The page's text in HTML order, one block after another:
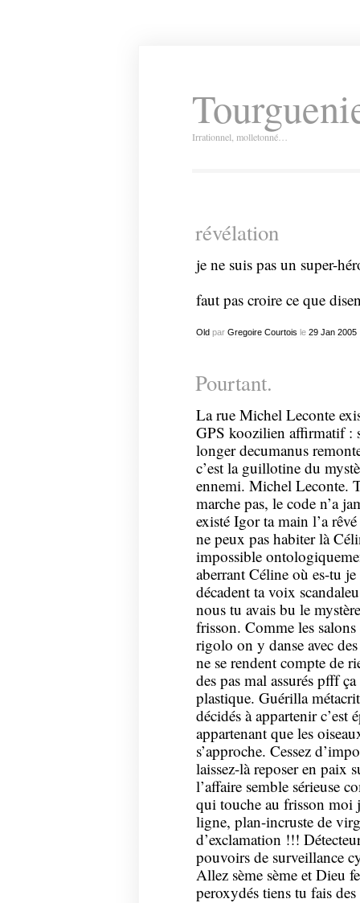
Irrationnel, molletonné…
révélation
je ne suis pas un super-
faut pas croire ce que
Oldpar Gregoire Courtois le 29 Jan 2005
Pourtant.
La rue Michel Leconte
GPS koozilien affirmatif :
longer decumanus
c’est la guillotine du
ennemi. Michel Leconte.
marche pas, le code n’a
existé Igor ta main l’a
ne peux pas habiter là
impossible
aberrant Céline où es-tu
décadent ta voix
nous tu avais bu le
frisson. Comme les
rigolo on y danse avec
ne se rendent compte de
des pas mal assurés pfff
plastique. Guérilla
décidés à appartenir c’est
appartenant que les
s’approche. Cessez
laissez-là reposer en paix
l’affaire semble sérieuse
qui touche au frisson moi
ligne, plan-incruste de
d’exclamation !!!
pouvoirs de surveillance
Allez sème sème et Dieu
peroxydés tiens tu fais